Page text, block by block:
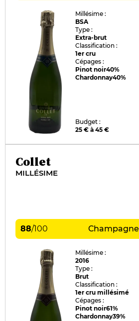
Millésime :
BSA
Type :
Extra-brut
Classification :
1er cru
Cépages :
Pinot noir40%
Chardonnay40%
Budget :
25 € à 45 €
Collet
MILLÉSIME
88/100 Champagne
Millésime :
2016
Type :
Brut
Classification :
1er cru millésimé
Cépages :
Pinot noir61%
Chardonnay39%